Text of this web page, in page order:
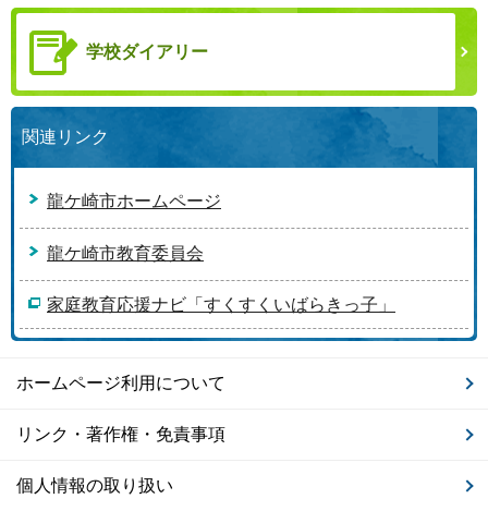
学校ダイアリー
関連リンク
龍ケ崎市ホームページ
龍ケ崎市教育委員会
家庭教育応援ナビ「すくすくいばらきっ子」
ホームページ利用について
リンク・著作権・免責事項
個人情報の取り扱い